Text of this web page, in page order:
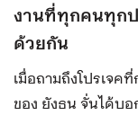
งานที่ทุกคนทุก
ด้วยกัน
เมื่อถามถึงโปรเจค
ของ ยังธน จั่นได้บอ